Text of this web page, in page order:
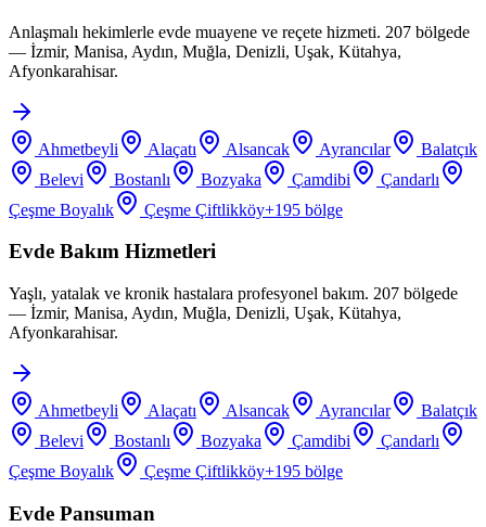
Anlaşmalı hekimlerle evde muayene ve reçete hizmeti. 207 bölgede
— İzmir, Manisa, Aydın, Muğla, Denizli, Uşak, Kütahya,
Afyonkarahisar.
Ahmetbeyli Alaçatı Alsancak Ayrancılar
Balatçık
Belevi
Bostanlı Bozyaka Çamdibi
Çandarlı
Çeşme Boyalık
Çeşme Çiftlikköy+195 bölge
Evde Bakım Hizmetleri
Yaşlı, yatalak ve kronik hastalara profesyonel bakım. 207 bölgede
— İzmir, Manisa, Aydın, Muğla, Denizli, Uşak, Kütahya,
Afyonkarahisar.
Ahmetbeyli Alaçatı Alsancak Ayrancılar
Balatçık
Belevi
Bostanlı Bozyaka Çamdibi
Çandarlı
Çeşme Boyalık
Çeşme Çiftlikköy+195 bölge
Evde Pansuman